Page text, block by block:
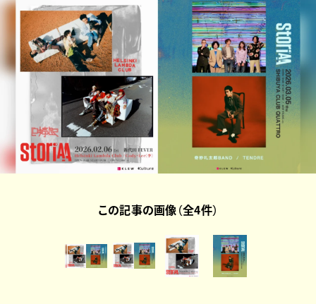
この記事の画像（全4件）